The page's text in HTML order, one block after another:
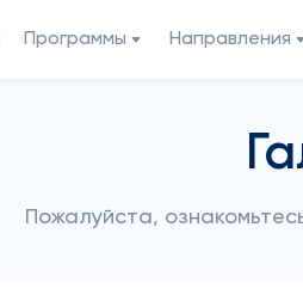
Программы Направления
Пожалуйста,